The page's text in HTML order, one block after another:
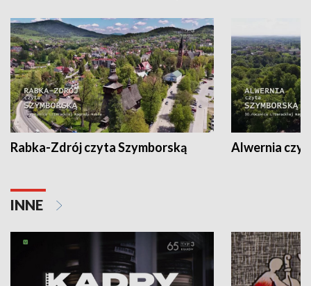
Rabka-Zdrój czyta Szymborską Alwernia
INNE